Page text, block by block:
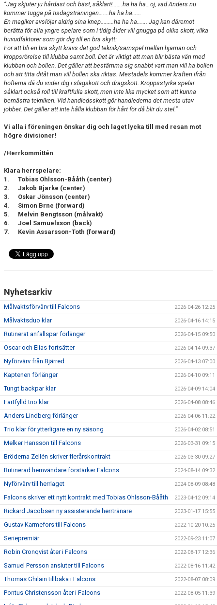
”Jag skjuter ju hårdast och bäst, såklart!…….ha ha ha…oj, vad Anders nu
kommer tugga på tisdagsträningen…….ha ha ha…...
En magiker avslöjar aldrig sina knep.........ha ha ha……. Jag kan däremot
berätta för alla yngre spelare som i tidig ålder vill gnugga på olika skott, vilka
huvudfaktorer som gör dig till en bra skytt:
För att bli en bra skytt krävs det god teknik/samspel mellan hjärnan och
kroppsrörelse till klubba samt boll. Det är viktigt att man blir bästa vän med
klubban och bollen. Det gäller att bestämma sig snabbt vart man vill ha bollen
och att titta ditåt man vill bollen ska riktas. Mestadels kommer kraften ifrån
höfterna då du vrider dig i slagskott och dragskott. Kroppsstyrka spelar
såklart också roll till kraftfulla skott, men inte lika mycket som att kunna
bemästra tekniken. Vid handledsskott gör handlederna det mesta utav
jobbet. Det gäller att inte hålla klubban för hårt för då blir du stel.”
Vi alla i föreningen önskar dig och laget lycka till med resan mot
högre divisioner!
/Herrkommittén
Klara herrspelare:
1. Tobias Ohlsson-Bååth (center)
2. Jakob Bjarke (center)
3. Oskar Jönsson (center)
4. Simon Brne (forward)
5. Melvin Bengtsson (målvakt)
6. Joel Samuelsson (back)
7. Kevin Assarsson-Toth (forward)
Nyhetsarkiv
Målvaktsförvärv till Falcons 2026-04-26 12:25
Målvaktsduo klar 2026-04-16 14:15
Rutinerat anfallspar förlänger 2026-04-15 09:50
Oscar och Elias fortsätter 2026-04-14 09:37
Nyförvärv från Bjärred 2026-04-13 07:00
Kaptenen förlänger 2026-04-10 09:11
Tungt backpar klar 2026-04-09 14:04
Fartfylld trio klar 2026-04-08 08:46
Anders Lindberg förlänger 2026-04-06 11:22
Trio klar för ytterligare en ny säsong 2026-04-02 08:51
Melker Hansson till Falcons 2026-03-31 09:15
Bröderna Zellén skriver flerårskontrakt 2026-03-30 09:27
Rutinerad hemvändare förstärker Falcons 2024-08-14 09:32
Nyförvärv till herrlaget 2024-08-09 08:48
Falcons skriver ett nytt kontrakt med Tobias Ohlsson-Bååth 2023-04-12 09:14
Rickard Jacobsen ny assisterande herrtränare 2023-01-17 15:55
Gustav Karmefors till Falcons 2022-10-20 10:25
Seriepremiär 2022-09-23 11:07
Robin Cronqvist åter i Falcons 2022-08-17 12:36
Samuel Persson ansluter till Falcons 2022-08-16 11:42
Thomas Ghilain tillbaka i Falcons 2022-08-07 08:09
Pontus Christensson åter i Falcons 2022-08-05 11:39